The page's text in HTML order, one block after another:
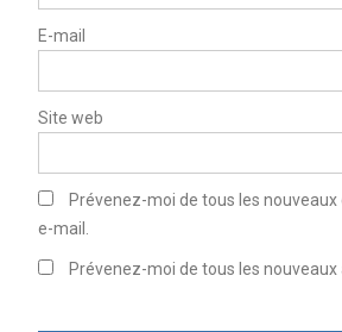
E-mail
Site web
Prévenez-moi de tous les
e-mail.
Prévenez-moi de tous les nouveaux